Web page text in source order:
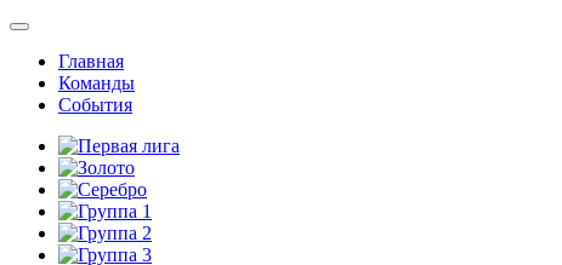
Главная
Команды
События